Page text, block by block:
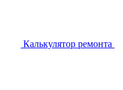
Калькулятор ремонта